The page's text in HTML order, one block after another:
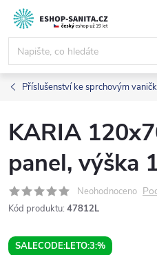
Přejít
obsah
Příslušenství ke sprchovým
KARIA
panel, výška
Neohodnoceno
Kód produktu: 47812L
SALECODE:LETO:3:%